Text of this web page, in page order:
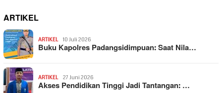
ARTIKEL
ARTIKEL 10 Juli 2026
Buku Kapolres Padangsidimpuan: Saat Nila…
ARTIKEL 27 Juni 2026
Akses Pendidikan Tinggi Jadi Tantangan: …